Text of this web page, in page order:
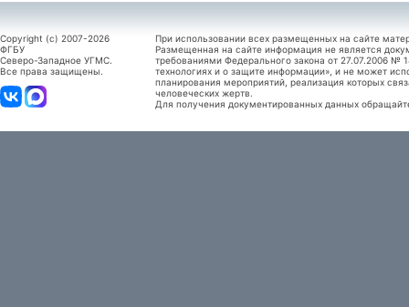
Copyright (c) 2007-2026
ФГБУ
Северо-Западное УГМС.
Все права защищены.
При использовании всех размещенных на сайте
Размещенная на сайте информация не является
требованиями Федерального закона от 27.07.2006
технологиях и о защите информации», и не может
планирования мероприятий, реализация которых
человеческих жертв.
Для получения документированных данных